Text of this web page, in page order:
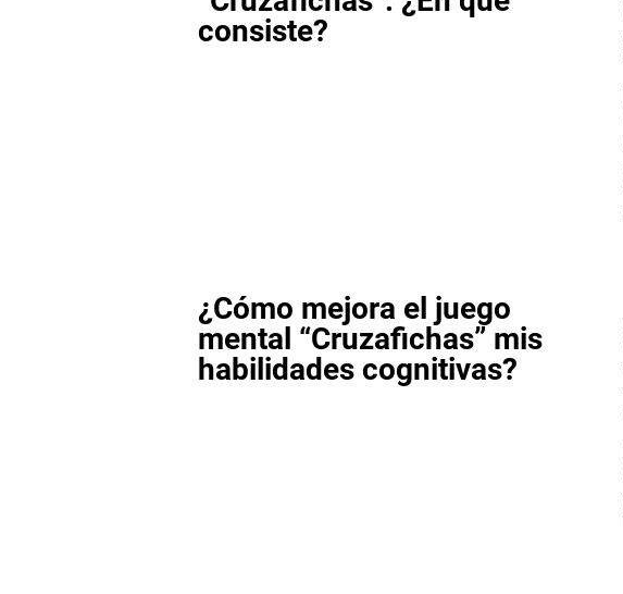
consiste?
¿Cómo mejora el juego
mental “Cruzafichas” mis
habilidades cognitivas?